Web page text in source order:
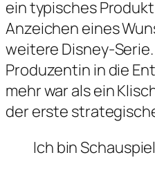
ein typisches
Anzeichen eines
weitere Disney-
Produzentin in die
mehr war als ein
der erste
Ich bin